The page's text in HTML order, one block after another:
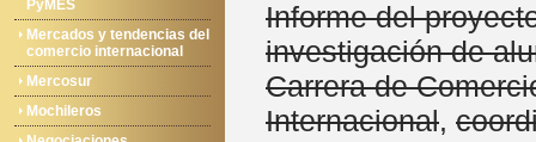
PyMES
Mercados y tendencias del
comercio internacional
Mercosur
Mochileros
Informe del
investigación de
Carrera de
Internacional,